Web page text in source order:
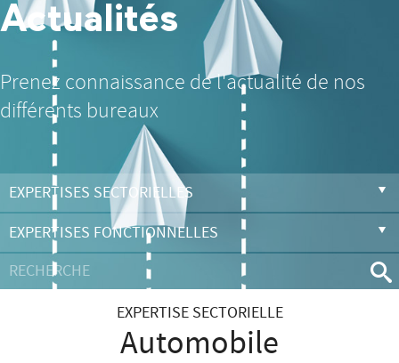
Actualités
Prenez connaissance de l'actualité de nos
différents bureaux
EXPERTISES SECTORIELLES
EXPERTISES FONCTIONNELLES
EXPERTISE SECTORIELLE
Automobile